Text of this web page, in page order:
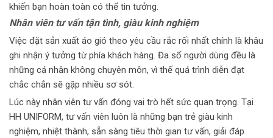
khiến bạn hoàn toàn có thể tin tưởng.
Nhân viên tư vấn tận tình, giàu kinh nghiệm
Việc đặt sản xuất áo gió theo yêu cầu rắc rối nhất chính là khâu
ghi nhận ý tưởng từ phía khách hàng. Đa số người dùng đều là
những cá nhân không chuyên môn, vì thế quá trình diễn đạt
chắc chắn sẽ gặp nhiều sơ sót.
Lúc này nhân viên tư vấn đóng vai trò hết sức quan trọng. Tại
HH UNIFORM, tư vấn viên luôn là những bạn trẻ giàu kinh
nghiệm, nhiệt thành, sẵn sàng tiêu thời gian tư vấn, giải đáp